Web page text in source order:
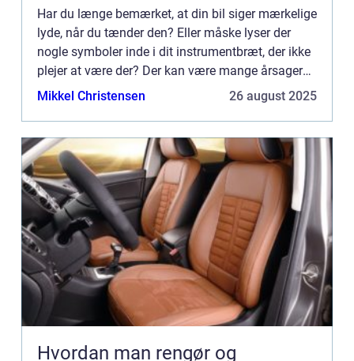
Har du længe bemærket, at din bil siger mærkelige
lyde, når du tænder den? Eller måske lyser der
nogle symboler inde i dit instrumentbræt, der ikke
plejer at være der? Der kan være mange årsager
til, at din bil udviser nogle mærkelige tegn, men
Mikkel Christensen 26 august 2025
Hvordan man rengør og